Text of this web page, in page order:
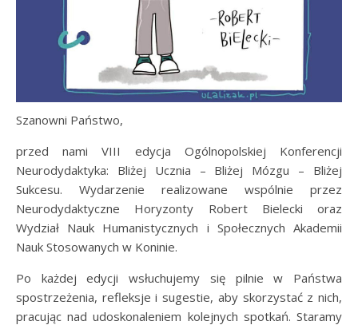
Szanowni Państwo,
przed nami VIII edycja Ogólnopolskiej Konferencji
Neurodydaktyka: Bliżej Ucznia – Bliżej Mózgu – Bliżej
Sukcesu. Wydarzenie realizowane wspólnie przez
Neurodydaktyczne Horyzonty Robert Bielecki oraz
Wydział Nauk Humanistycznych i Społecznych Akademii
Nauk Stosowanych w Koninie.
Po każdej edycji wsłuchujemy się pilnie w Państwa
spostrzeżenia, refleksje i sugestie, aby skorzystać z nich,
pracując nad udoskonaleniem kolejnych spotkań. Staramy